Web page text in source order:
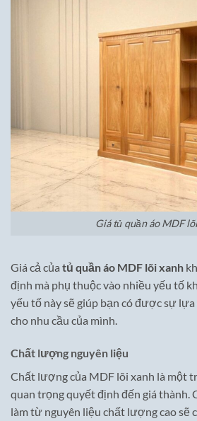
Giá tủ quần áo MDF
Giá cả của tủ quần áo MDF lõi xanh
định mà phụ thuộc vào nhiều yếu tố
yếu tố này sẽ giúp bạn có được sự
cho nhu cầu của mình.
Chất lượng nguyên liệu
Chất lượng của MDF lõi xanh là một
quan trọng quyết định đến giá thành.
làm từ nguyên liệu chất lượng cao sẽ